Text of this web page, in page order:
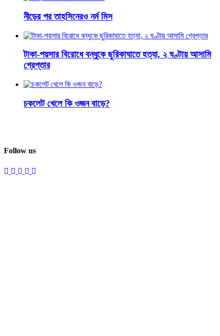
নীড়ের পর তাহসিনেরও নর্ম মিস
টাকা-পয়সার বিরোধে বন্ধুকে ছুরিকাঘাতে হত্যা, ২ ঘণ্টায় আসামি
গ্রেপ্তার
চকলেট খেলে কি ওজন বাড়ে?
Follow us